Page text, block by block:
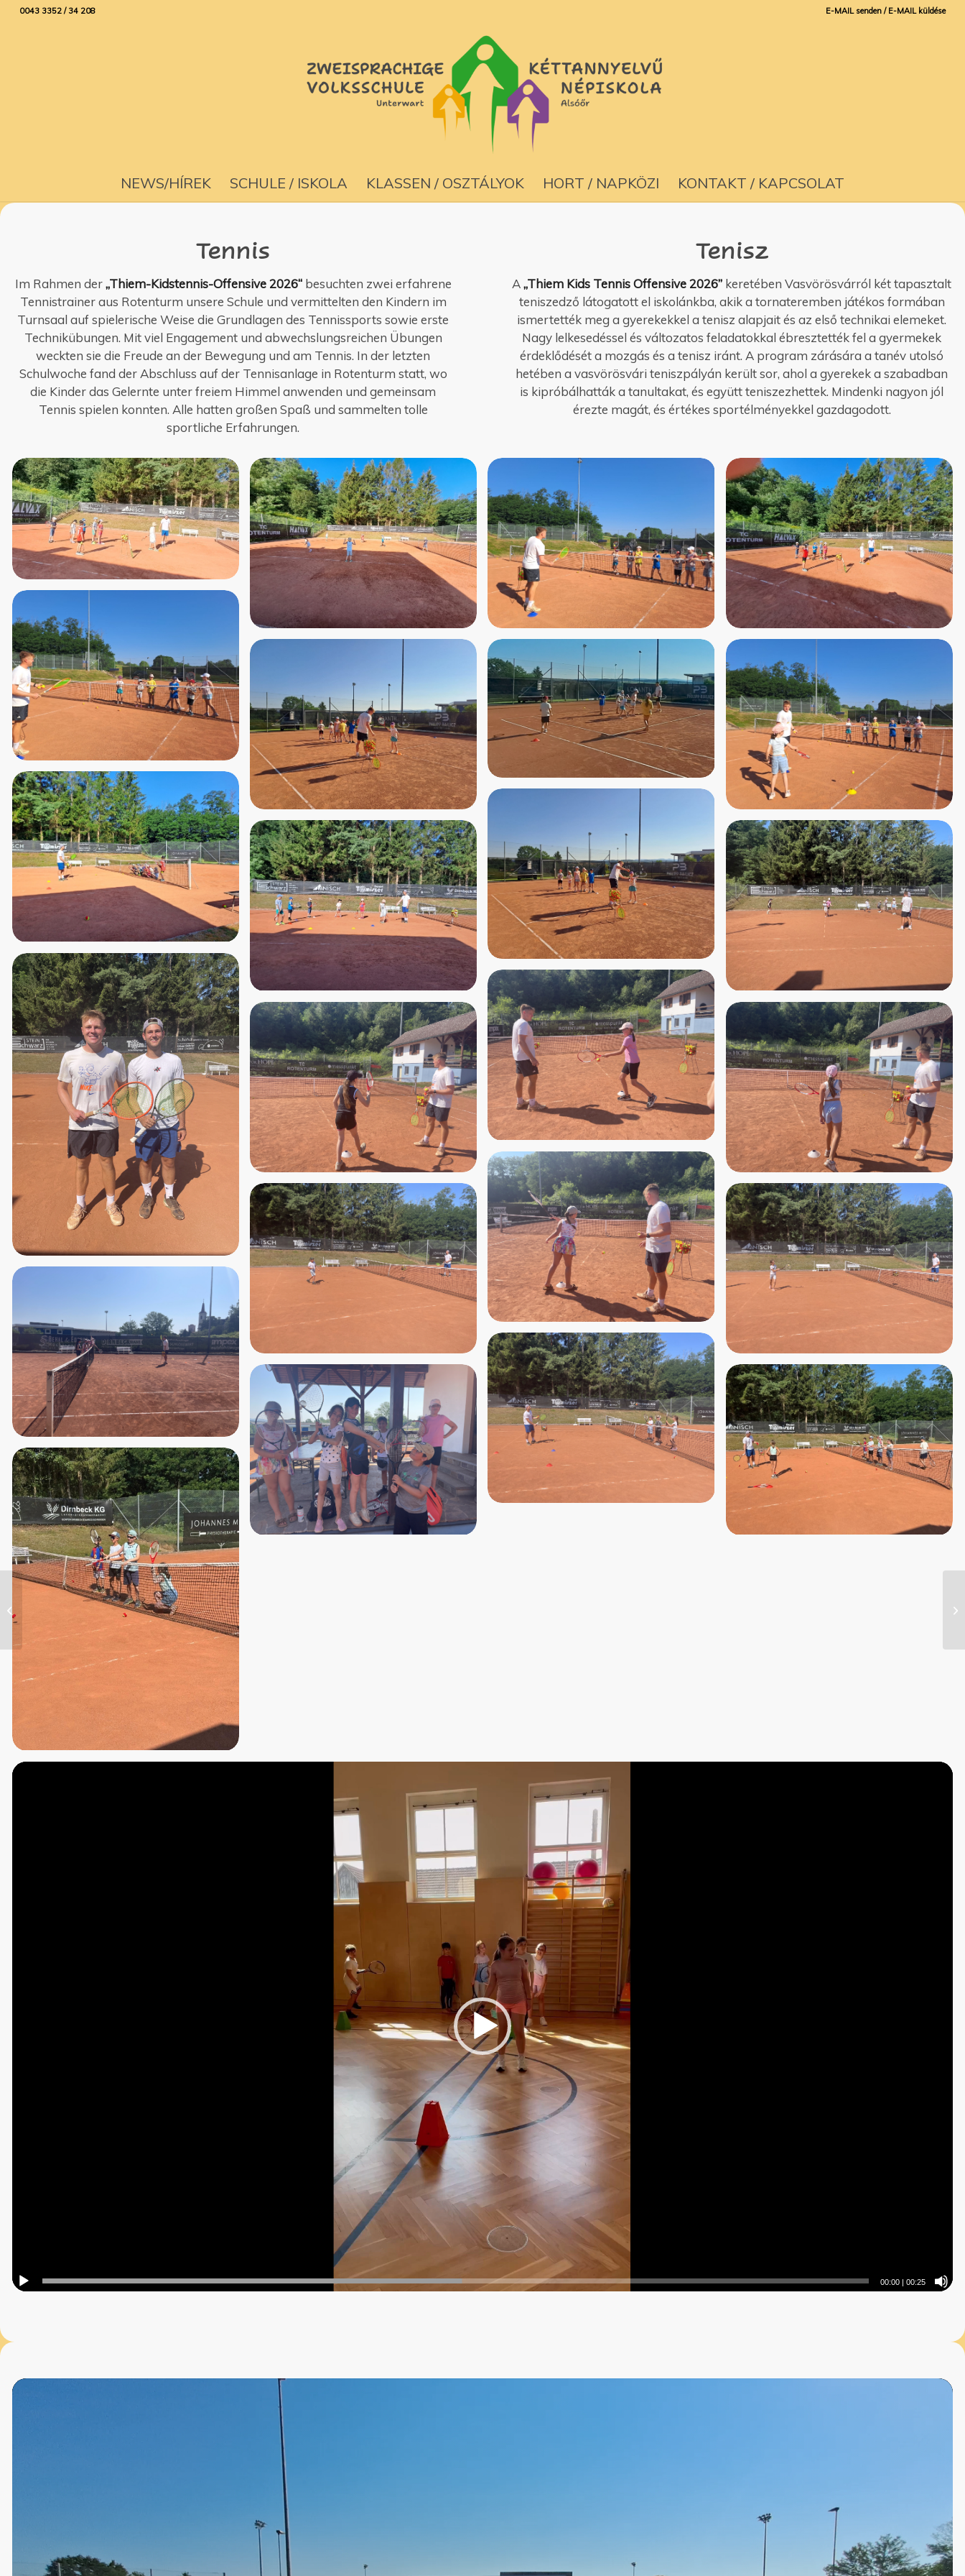
E-MAIL senden / E-MAIL küldése
0043 3352 / 34 208
NEWS/HÍREK SCHULE / ISKOLA KLASSEN / OSZTÁLYOK HORT / NAPKÖZI KONTAKT / KAPCSOLAT
Tennis
Im Rahmen der„Thiem-Kidstennis-Offensive 2026“besuchten zwei erfahrene
Tennistrainer aus Rotenturm unsere Schule und vermittelten den Kindern im
Turnsaal auf spielerische Weise die Grundlagen des Tennissports sowie erste
Technikübungen. Mit viel Engagement und abwechslungsreichen Übungen
weckten sie die Freude an der Bewegung und am Tennis. In der letzten
Schulwoche fand der Abschluss auf der Tennisanlage in Rotenturm statt, wo
die Kinder das Gelernte unter freiem Himmel anwenden und gemeinsam
Tennis spielen konnten. Alle hatten großen Spaß und sammelten tolle
sportliche Erfahrungen.
Tenisz
A„Thiem Kids Tennis Offensive 2026” keretében Vasvörösvárról két tapasztalt
teniszedző látogatott el iskolánkba, akik a tornateremben játékos formában
ismertették meg a gyerekekkel a tenisz alapjait és az első technikai elemeket.
Nagy lelkesedéssel és változatos feladatokkal ébresztették fel a gyermekek
érdeklődését a mozgás és a tenisz iránt. A program zárására a tanév utolsó
hetében a vasvörösvári teniszpályán került sor, ahol a gyerekek a szabadban
is kipróbálhatták a tanultakat, és együtt teniszezhettek. Mindenki nagyon jól
érezte magát, és értékes sportélményekkel gazdagodott.
00:00 | 00:25
Blaulichtfest – Évzáró